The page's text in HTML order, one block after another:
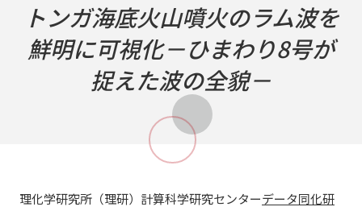
トンガ海底火山噴火のラム波を
鮮明に可視化－ひまわり8号が
捉えた波の全貌－
理化学研究所（理研）計算科学研究センターデータ同化研